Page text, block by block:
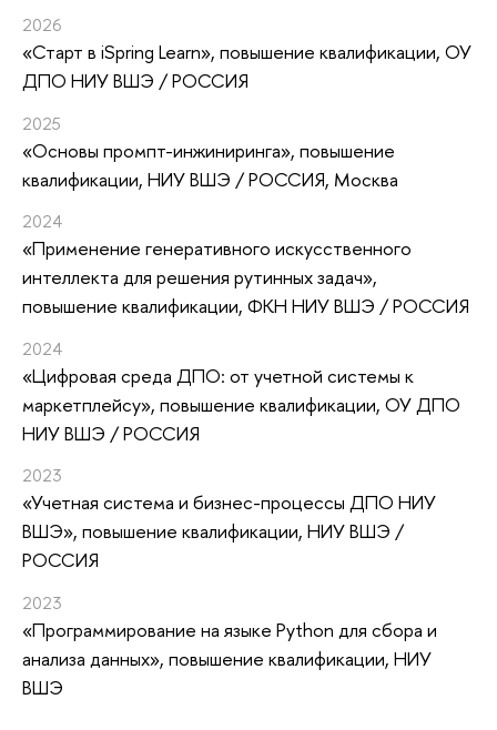
2026
«Старт в iSpring Learn», повышение квалификации, ОУ
ДПО НИУ ВШЭ / РОССИЯ
2025
«Основы промпт-инжиниринга», повышение
квалификации, НИУ ВШЭ / РОССИЯ, Москва
2024
«Применение генеративного искусственного
интеллекта для решения рутинных задач»,
повышение квалификации, ФКН НИУ ВШЭ / РОССИЯ
2024
«Цифровая среда ДПО: от учетной системы к
маркетплейсу», повышение квалификации, ОУ ДПО
НИУ ВШЭ / РОССИЯ
2023
«Учетная система и бизнес-процессы ДПО НИУ
ВШЭ», повышение квалификации, НИУ ВШЭ /
РОССИЯ
2023
«Программирование на языке Python для сбора и
анализа данных», повышение квалификации, НИУ
ВШЭ